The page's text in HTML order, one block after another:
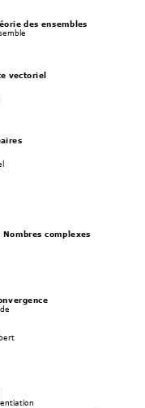
éorie des ensembles
vectoriel
Nombres complexes
vergence